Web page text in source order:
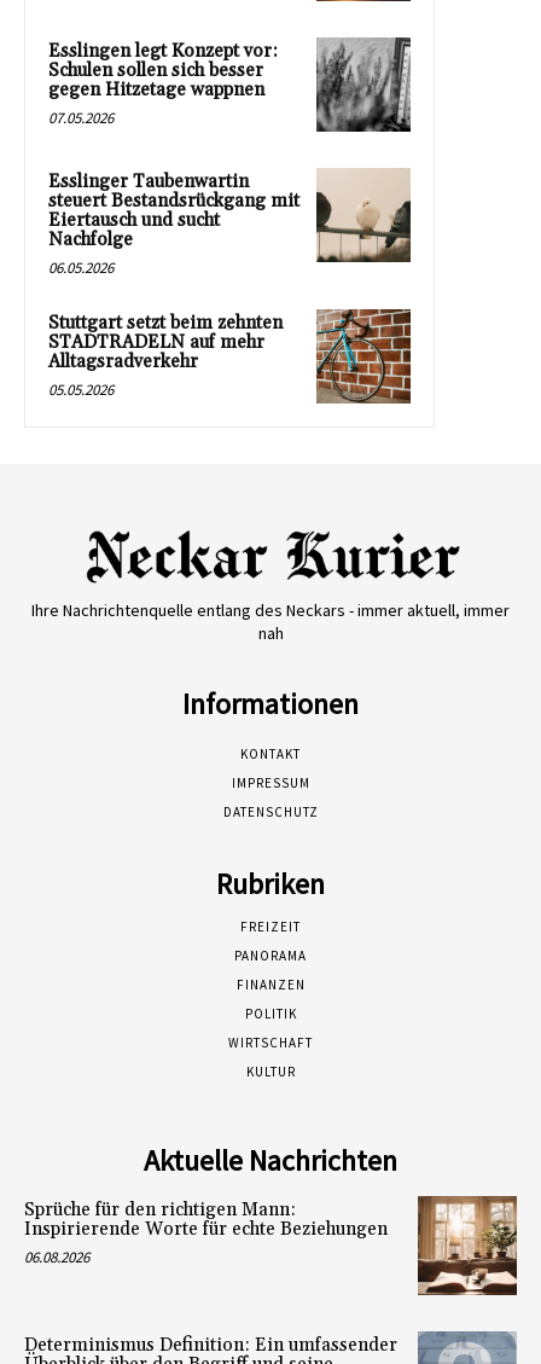
Esslingen legt Konzept vor:
Schulen sollen sich besser
gegen Hitzetage wappnen
07.05.2026
Esslinger Taubenwartin
steuert Bestandsrückgang mit
Eiertausch und sucht
Nachfolge
06.05.2026
Stuttgart setzt beim zehnten
STADTRADELN auf mehr
Alltagsradverkehr
05.05.2026
Ihre Nachrichtenquelle entlang des Neckars - immer aktuell, immer
nah
Informationen
KONTAKT
IMPRESSUM
DATENSCHUTZ
Rubriken
FREIZEIT
PANORAMA
FINANZEN
POLITIK
WIRTSCHAFT
KULTUR
Aktuelle Nachrichten
Sprüche für den richtigen Mann:
Inspirierende Worte für echte Beziehungen
06.08.2026
Determinismus Definition: Ein umfassender